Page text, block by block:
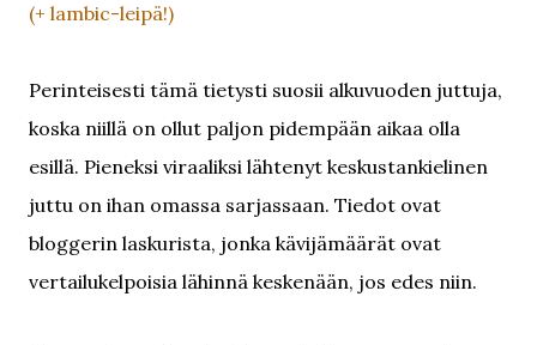
(+ lambic-leipä!)
Perinteisesti tämä tietysti suosii alkuvuoden juttuja,
koska niillä on ollut paljon pidempään aikaa olla
esillä. Pieneksi viraaliksi lähtenyt keskustankielinen
juttu on ihan omassa sarjassaan. Tiedot ovat
bloggerin laskurista, jonka kävijämäärät ovat
vertailukelpoisia lähinnä keskenään, jos edes niin.